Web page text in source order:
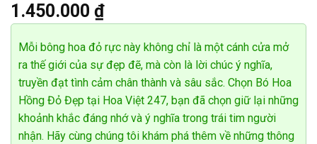
xếp
hạng
1.450.000 ₫
Mỗi bông hoa đỏ rực này không chỉ là một cánh cửa mở
ra thế giới của sự đẹp đẽ, mà còn là lời chúc ý nghĩa,
truyền đạt tình cảm chân thành và sâu sắc. Chọn Bó Hoa
Hồng Đỏ Đẹp tại Hoa Việt 247, bạn đã chọn giữ lại những
khoảnh khắc đáng nhớ và ý nghĩa trong trái tim người
nhận. Hãy cùng chúng tôi khám phá thêm về những thông